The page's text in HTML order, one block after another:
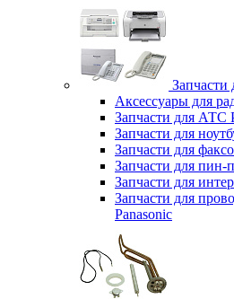
Запчасти
Аксессуары для
Запчасти для АТС
Запчасти для
Запчасти для
Запчасти для пин-
Запчасти для
Запчасти для
Panasonic